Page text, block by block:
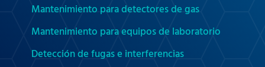
Mantenimiento para detectores de gas
Mantenimiento para equipos de laboratorio
Detección de fugas e interferencias